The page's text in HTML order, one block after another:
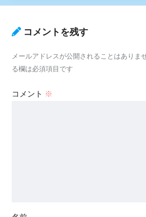
コメントを残す
メールアドレスが公開されることはありませ
る欄は必須項目です
コメント ※